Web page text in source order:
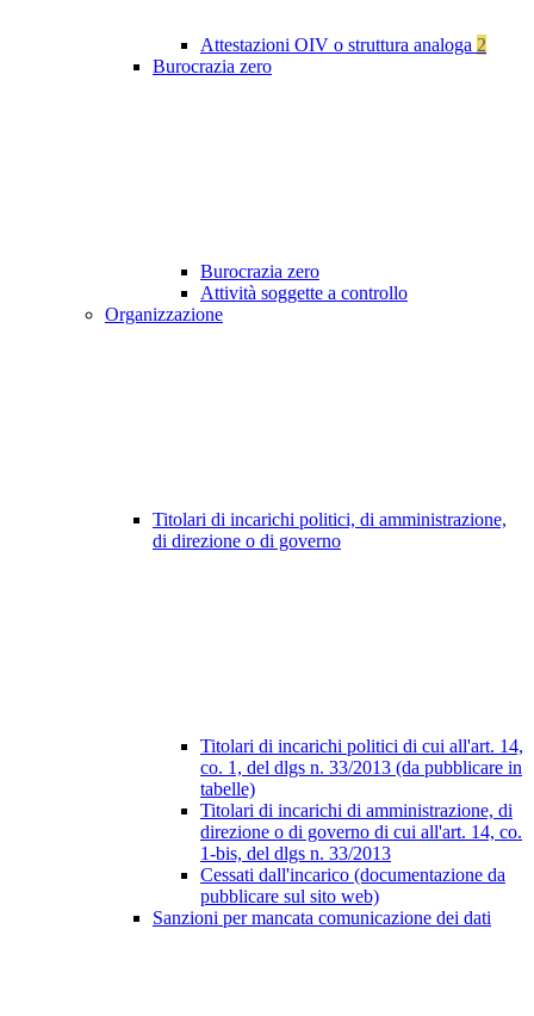
Attestazioni OIV o struttura analoga 2
Burocrazia zero
Burocrazia zero
Attività soggette a controllo
Organizzazione
Titolari di incarichi politici, di amministrazione,
di direzione o di governo
Titolari di incarichi politici di cui all'art. 14,
co. 1, del dlgs n. 33/2013 (da pubblicare in
tabelle)
Titolari di incarichi di amministrazione, di
direzione o di governo di cui all'art. 14, co.
1-bis, del dlgs n. 33/2013
Cessati dall'incarico (documentazione da
pubblicare sul sito web)
Sanzioni per mancata comunicazione dei dati